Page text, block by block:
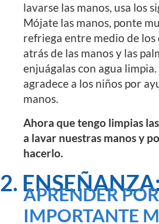
lavarse las manos, usa los
Mójate las manos, ponte
refriega entre medio de los
atrás de las manos y las
enjuágalas con agua
agradece a los niños por
manos.
Ahora que tengo limpias
a lavar nuestras manos y
hacerlo.
2. ENSEÑANZA:
APRENDER
IMPORTANTE